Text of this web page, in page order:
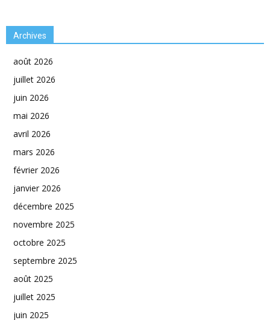
Archives
août 2026
juillet 2026
juin 2026
mai 2026
avril 2026
mars 2026
février 2026
janvier 2026
décembre 2025
novembre 2025
octobre 2025
septembre 2025
août 2025
juillet 2025
juin 2025